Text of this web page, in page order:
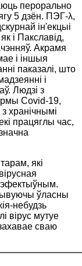
перорально
5 дзён. ПЭГ-λ,
ін'екцыі
і Пакславід,
Акрамя
і іншыя
паказалі, што
і
Людзі з
Covid-19,
хранічнымі
працяглы час,
які
ўласны
небудзь
вірус мутуе
сваю